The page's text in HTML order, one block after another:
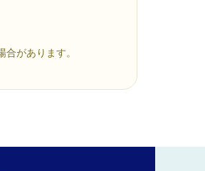
があります。